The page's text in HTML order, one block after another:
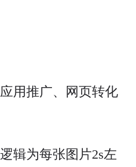
用推广、网页转化
辑为每张图片2s左